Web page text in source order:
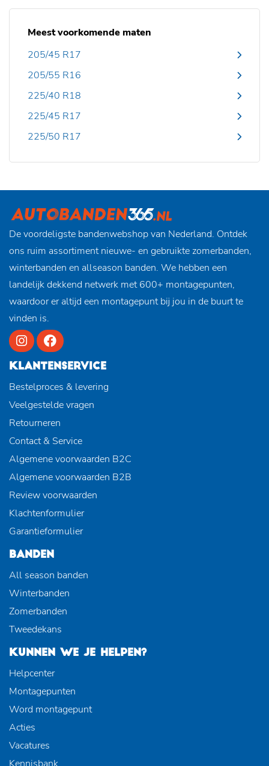
Meest voorkomende maten
205/45 R17
205/55 R16
225/40 R18
225/45 R17
225/50 R17
De voordeligste bandenwebshop van Nederland. Ontdek
ons ruim assortiment nieuwe- en gebruikte zomerbanden,
winterbanden en allseason banden. We hebben een
landelijk dekkend netwerk met 600+ montagepunten,
waardoor er altijd een montagepunt bij jou in de buurt te
vinden is.
KLANTENSERVICE
Bestelproces & levering
Veelgestelde vragen
Retourneren
Contact & Service
Algemene voorwaarden B2C
Algemene voorwaarden B2B
Review voorwaarden
Klachtenformulier
Garantieformulier
BANDEN
All season banden
Winterbanden
Zomerbanden
Tweedekans
KUNNEN WE JE HELPEN?
Helpcenter
Montagepunten
Word montagepunt
Acties
Vacatures
Kennisbank